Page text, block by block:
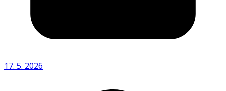
17. 5. 2026